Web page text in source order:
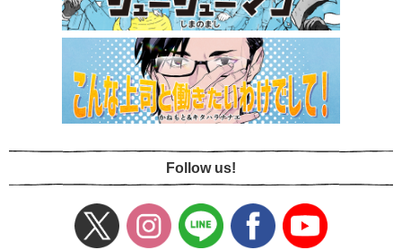
Follow us!